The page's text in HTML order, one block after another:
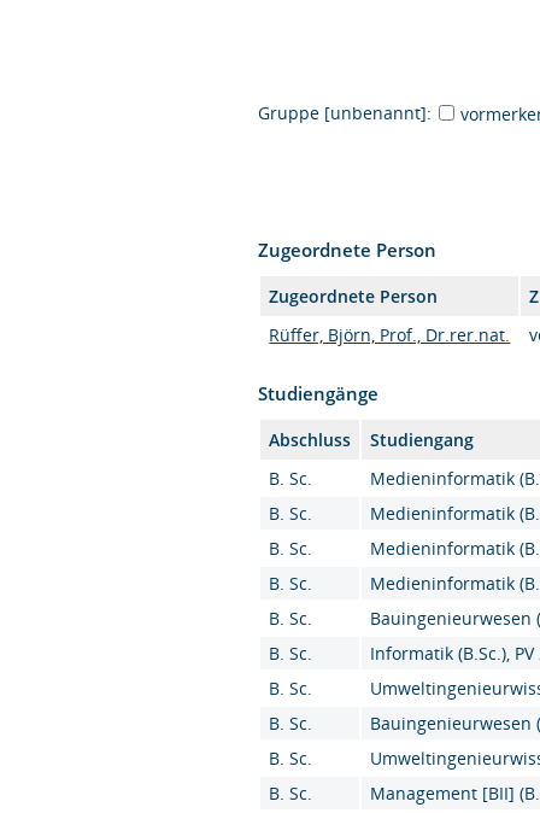
Gruppe [unbenannt]:
Zugeordnete Person
Zugeordnete Person
Rüffer, Björn, Prof., Dr.rer.nat.
Studiengänge
Abschluss
Studiengang
B. Sc.
Medieninformatik
B. Sc.
Medieninformatik
B. Sc.
Medieninformatik
B. Sc.
Medieninformatik
B. Sc.
Bauingenieurwesen
B. Sc.
Informatik (B.Sc.), PV
B. Sc.
B. Sc.
Bauingenieurwesen
B. Sc.
B. Sc.
Management [BII]